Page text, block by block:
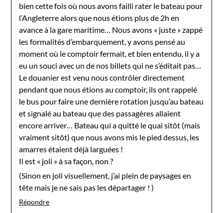
bien cette fois où nous avons failli rater le bateau pour
l’Angleterre alors que nous étions plus de 2h en
avance à la gare maritime… Nous avons « juste » zappé
les formalités d’embarquement, y avons pensé au
moment où le comptoir fermait, et bien entendu, il y a
eu un souci avec un de nos billets qui ne s’éditait pas…
Le douanier est venu nous contrôler directement
pendant que nous étions au comptoir, ils ont rappelé
le bus pour faire une dernière rotation jusqu’au bateau
et signalé au bateau que des passagères allaient
encore arriver… Bateau qui a quitté le quai sitôt (mais
vraiment sitôt) que nous avons mis le pied dessus, les
amarres étaient déjà larguées !
Il est « joli » à sa façon, non ?
(Sinon en joli visuellement, j’ai plein de paysages en
tête mais je ne sais pas les départager ! )
Répondre